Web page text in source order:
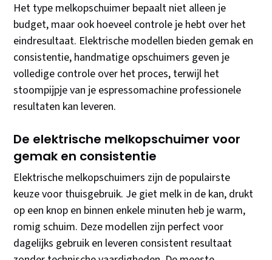
Het type melkopschuimer bepaalt niet alleen je
budget, maar ook hoeveel controle je hebt over het
eindresultaat. Elektrische modellen bieden gemak en
consistentie, handmatige opschuimers geven je
volledige controle over het proces, terwijl het
stoompijpje van je espressomachine professionele
resultaten kan leveren.
De elektrische melkopschuimer voor
gemak en consistentie
Elektrische melkopschuimers zijn de populairste
keuze voor thuisgebruik. Je giet melk in de kan, drukt
op een knop en binnen enkele minuten heb je warm,
romig schuim. Deze modellen zijn perfect voor
dagelijks gebruik en leveren consistent resultaat